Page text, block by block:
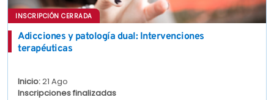
INSCRIPCIÓN CERRADA
Adicciones y patología dual: Intervenciones
terapéuticas
Inicio:21 Ago
Inscripciones finalizadas